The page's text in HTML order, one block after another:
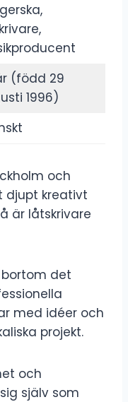
(född 29
1996)
och
djupt kreativt
är låtskrivare
bortom det
med idéer och
projekt.
och
själv som